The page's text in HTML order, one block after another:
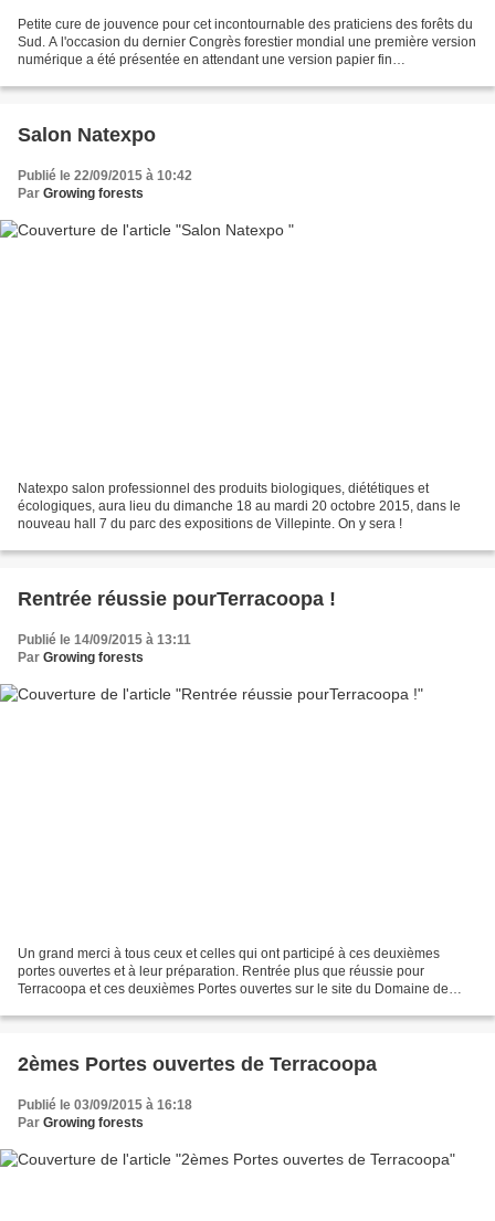
Petite cure de jouvence pour cet incontournable des praticiens des forêts du
Sud. A l'occasion du dernier Congrès forestier mondial une première version
numérique a été présentée en attendant une version papier fin
Salon Natexpo
Publié le 22/09/2015 à 10:42
Par Growing forests
Natexpo salon professionnel des produits biologiques, diététiques et
écologiques, aura lieu du dimanche 18 au mardi 20 octobre 2015, dans le
nouveau hall 7 du parc des expositions de Villepinte. On y sera !
Rentrée réussie pourTerracoopa !
Publié le 14/09/2015 à 13:11
Par Growing forests
Un grand merci à tous ceux et celles qui ont participé à ces deuxièmes
portes ouvertes et à leur préparation. Rentrée plus que réussie pour
Terracoopa et ces deuxièmes Portes ouvertes sur le site du Domaine de
2èmes Portes ouvertes de Terracoopa
Publié le 03/09/2015 à 16:18
Par Growing forests